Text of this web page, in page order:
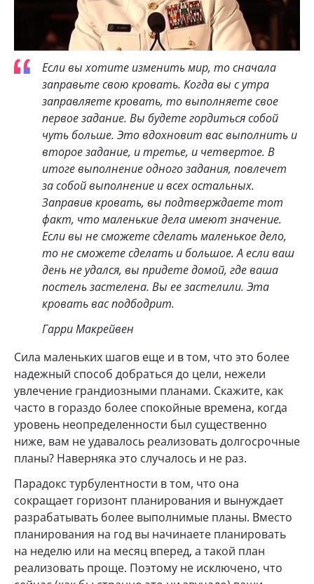
Если вы хотите изменить мир, то сначала
заправьте свою кровать. Когда вы с утра
заправляете кровать, то выполняете свое
первое задание. Вы будете гордиться собой
чуть больше. Это вдохновит вас выполнить и
второе задание, и третье, и четвертое. В
итоге выполнение одного задания, повлечет
за собой выполнение и всех остальных.
Заправив кровать, вы подтверждаете тот
факт, что маленькие дела имеют значение.
Если вы не сможете сделать маленькое дело,
то не сможете сделать и большое. А если ваш
день не удался, вы придете домой, где ваша
постель застелена. Вы ее застелили. Эта
кровать вас подбодрит.
Гарри Макрейвен
Сила маленьких шагов еще и в том, что это более
надежный способ добраться до цели, нежели
увлечение грандиозными планами. Скажите, как
часто в гораздо более спокойные времена, когда
уровень неопределенности был существенно
ниже, вам не удавалось реализовать долгосрочные
планы? Наверняка это случалось и не раз.
Парадокс турбулентности в том, что она
сокращает горизонт планирования и вынуждает
разрабатывать более выполнимые планы. Вместо
планирования на год вы начинаете планировать
на неделю или на месяц вперед, а такой план
реализовать проще. Поэтому не исключено, что